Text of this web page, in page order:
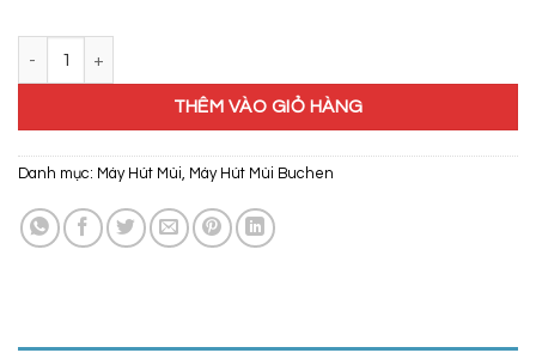
THÊM VÀO GIỎ HÀNG
Danh mục: Máy Hút Mùi, Máy Hút Mùi Buchen